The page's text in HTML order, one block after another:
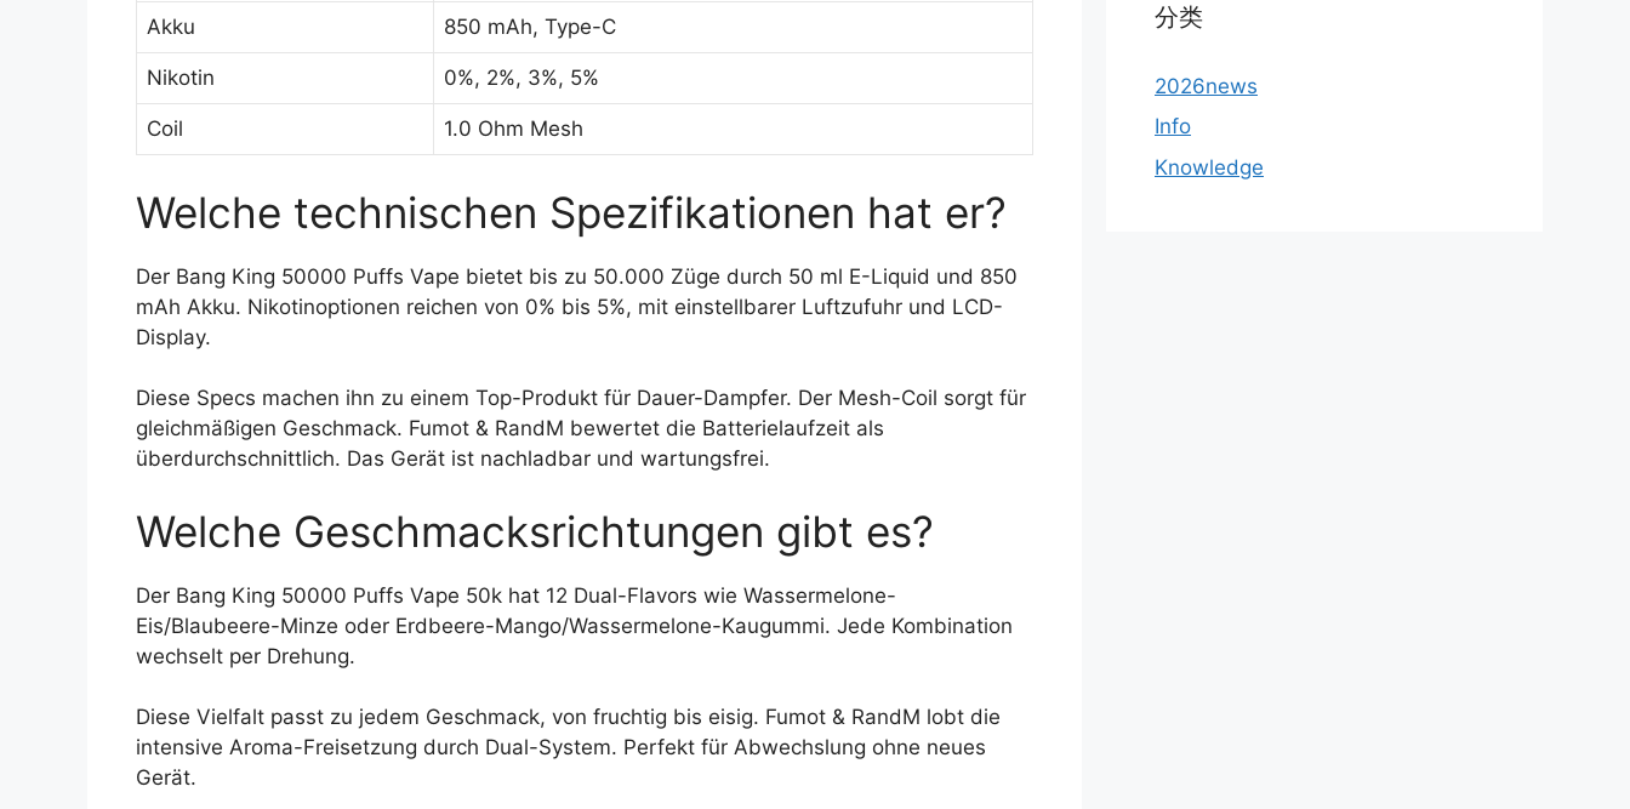
Akku 850 mAh, Type-C
Nikotin 0%, 2%, 3%, 5%
Coil 1.0 Ohm Mesh
Welche technischen Spezifikationen hat er?
Der Bang King 50000 Puffs Vape bietet bis zu 50.000 Züge durch 50 ml E-Liquid und 850
mAh Akku. Nikotinoptionen reichen von 0% bis 5%, mit einstellbarer Luftzufuhr und LCD-
Display.
Diese Specs machen ihn zu einem Top-Produkt für Dauer-Dampfer. Der Mesh-Coil sorgt für
gleichmäßigen Geschmack. Fumot & RandM bewertet die Batterielaufzeit als
überdurchschnittlich. Das Gerät ist nachladbar und wartungsfrei.
Welche Geschmacksrichtungen gibt es?
Der Bang King 50000 Puffs Vape 50k hat 12 Dual-Flavors wie Wassermelone-
Eis/Blaubeere-Minze oder Erdbeere-Mango/Wassermelone-Kaugummi. Jede Kombination
wechselt per Drehung.
Diese Vielfalt passt zu jedem Geschmack, von fruchtig bis eisig. Fumot & RandM lobt die
intensive Aroma-Freisetzung durch Dual-System. Perfekt für Abwechslung ohne neues
Gerät.
分类
2026news
Info
Knowledge